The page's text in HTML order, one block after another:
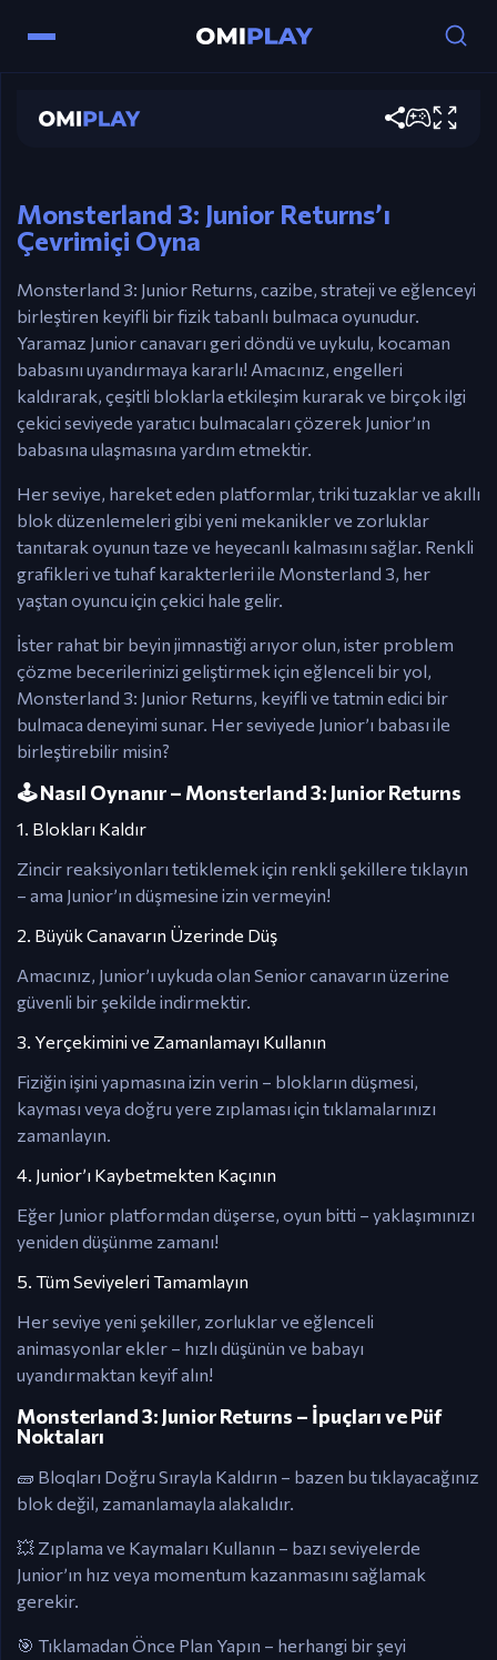
Monsterland 3: Junior Returns
Monsterland 3: Junior Returns’ı
Çevrimiçi Oyna
Monsterland 3: Junior Returns, cazibe, strateji ve eğlenceyi
birleştiren keyifli bir fizik tabanlı bulmaca oyunudur.
Yaramaz Junior canavarı geri döndü ve uykulu, kocaman
babasını uyandırmaya kararlı! Amacınız, engelleri
kaldırarak, çeşitli bloklarla etkileşim kurarak ve birçok ilgi
çekici seviyede yaratıcı bulmacaları çözerek Junior’ın
babasına ulaşmasına yardım etmektir.
Her seviye, hareket eden platformlar, triki tuzaklar ve akıllı
blok düzenlemeleri gibi yeni mekanikler ve zorluklar
tanıtarak oyunun taze ve heyecanlı kalmasını sağlar. Renkli
grafikleri ve tuhaf karakterleri ile Monsterland 3, her
yaştan oyuncu için çekici hale gelir.
İster rahat bir beyin jimnastiği arıyor olun, ister problem
çözme becerilerinizi geliştirmek için eğlenceli bir yol,
Monsterland 3: Junior Returns, keyifli ve tatmin edici bir
bulmaca deneyimi sunar. Her seviyede Junior’ı babası ile
birleştirebilir misin?
🕹️ Nasıl Oynanır – Monsterland 3: Junior Returns
1. Blokları Kaldır
Zincir reaksiyonları tetiklemek için renkli şekillere tıklayın
– ama Junior’ın düşmesine izin vermeyin!
2. Büyük Canavarın Üzerinde Düş
Amacınız, Junior’ı uykuda olan Senior canavarın üzerine
güvenli bir şekilde indirmektir.
3. Yerçekimini ve Zamanlamayı Kullanın
Fiziğin işini yapmasına izin verin – blokların düşmesi,
kayması veya doğru yere zıplaması için tıklamalarınızı
zamanlayın.
4. Junior’ı Kaybetmekten Kaçının
Eğer Junior platformdan düşerse, oyun bitti – yaklaşımınızı
yeniden düşünme zamanı!
5. Tüm Seviyeleri Tamamlayın
Her seviye yeni şekiller, zorluklar ve eğlenceli
animasyonlar ekler – hızlı düşünün ve babayı
uyandırmaktan keyif alın!
Monsterland 3: Junior Returns – İpuçları ve Püf
Noktaları
🧱 Bloqları Doğru Sırayla Kaldırın – bazen bu tıklayacağınız
blok değil, zamanlamayla alakalıdır.
💥 Zıplama ve Kaymaları Kullanın – bazı seviyelerde
Junior’ın hız veya momentum kazanmasını sağlamak
gerekir.
🎯 Tıklamadan Önce Plan Yapın – herhangi bir şeyi